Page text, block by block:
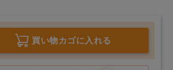
ワイト
価格：ログイン後表示
買い物カゴに入れる